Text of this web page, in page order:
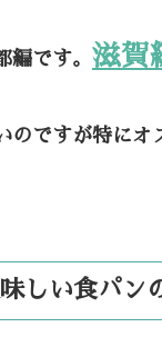
編です。 滋賀
のですが特にオ
しい食パン